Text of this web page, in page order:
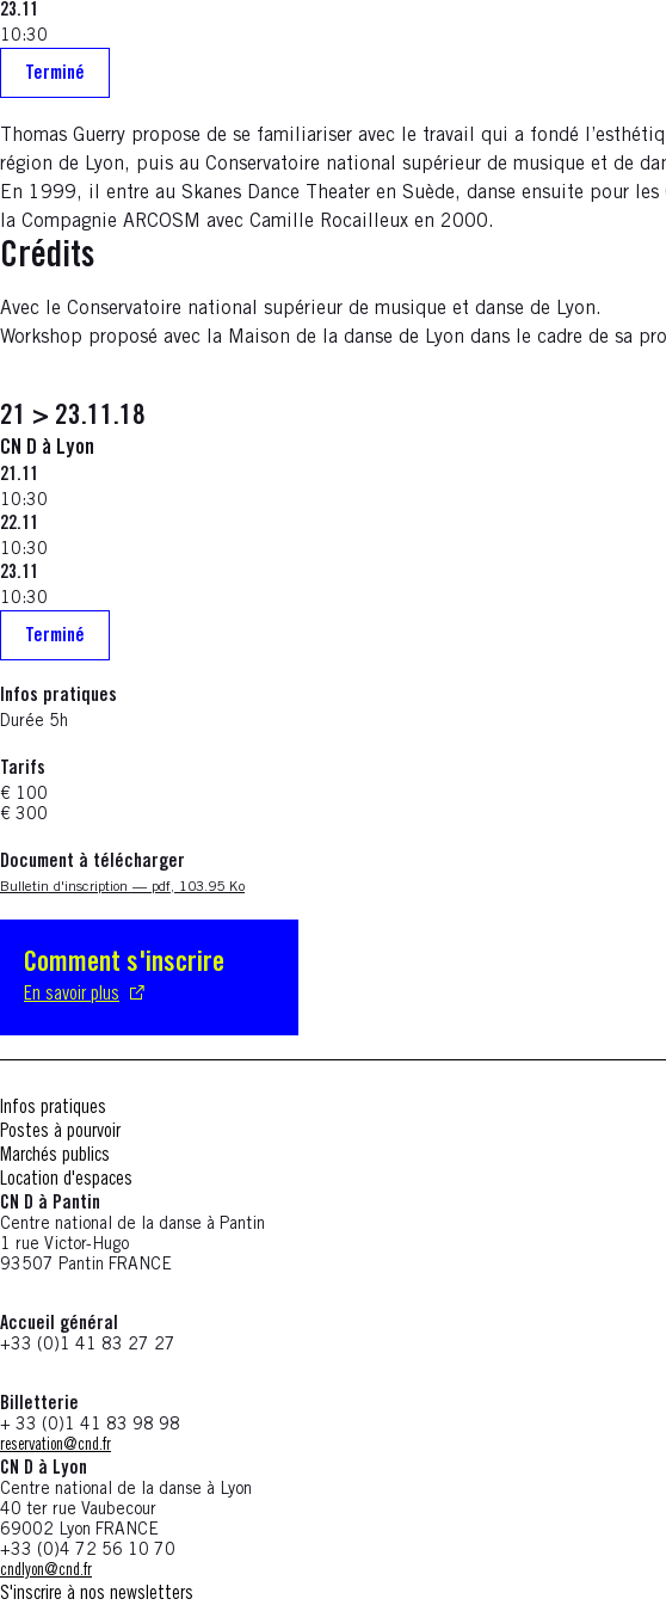
23.11
10:30
Terminé
Thomas Guerry propose de se familiariser avec le travail qui a fondé
région de Lyon, puis au Conservatoire national supérieur de musique et de
En 1999, il entre au Skanes Dance Theater en Suède, danse ensuite pour
la Compagnie ARCOSM avec Camille Rocailleux en 2000.
Crédits
Avec le Conservatoire national supérieur de musique et danse de Lyon.
Workshop proposé avec la Maison de la danse de Lyon dans le cadre de sa
21 > 23.11.18
CN D à Lyon
21.11
10:30
22.11
10:30
23.11
10:30
Terminé
Infos pratiques
Durée 5h
Tarifs
€ 100
€ 300
Document à télécharger
Nouvelle fenêtre
Bulletin d'inscription — pdf, 103.95 Ko
Comment s'inscrire
En savoir plus
S'ouvre dans une nouvelle fenêtre
Infos pratiques
Postes à pourvoir
Marchés publics
Location d'espaces
CN D à Pantin
Centre national de la danse à Pantin
1 rue Victor-Hugo
93507 Pantin FRANCE
Accueil général
+33 (0)1 41 83 27 27
Billetterie
+ 33 (0)1 41 83 98 98
reservation@cnd.fr
CN D à Lyon
Centre national de la danse à Lyon
40 ter rue Vaubecour
69002 Lyon FRANCE
+33 (0)4 72 56 10 70
cndlyon@cnd.fr
S'inscrire à nos newsletters